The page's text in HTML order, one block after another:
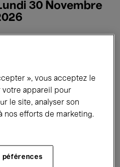
30 Novembre
Concerts
Performances
Global Music
», vous acceptez le
votre appareil pour
le site, analyser son
nos efforts de marketing.
péférences